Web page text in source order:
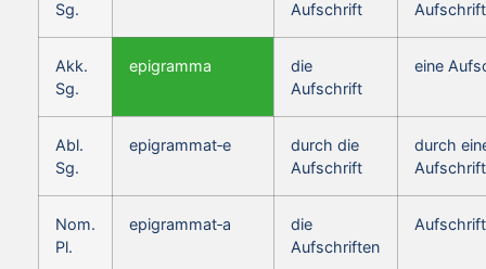
Sg.
Aufschrift
Aufschrift
Akk.
Sg.
epigramma
die
Aufschrift
eine
Abl.
Sg.
epigrammat‑e
durch die
Aufschrift
durch
Aufschrift
Nom.
Pl.
epigrammat‑a
die
Aufschriften